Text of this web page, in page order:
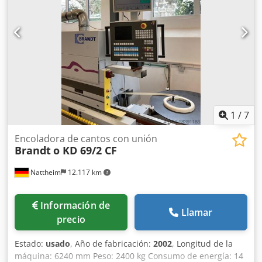
1 /7
Nattheim 12.117 km
Encoladora de cantos con unión
Brandto KD 69/2 CF
Información de
precio
Llamar
Estado: usado, Año de fabricación: 2002, Longitud de la
máquina: 6240 mm Peso: 2400 kg Consumo de energía: 14